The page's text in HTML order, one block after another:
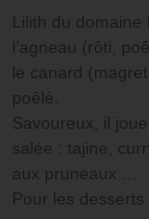
Lilith du
l’agneau (rôti,
le canard
poêlé.
Savoureux, il
salée : tajine,
aux pruneaux …
Pour les desserts